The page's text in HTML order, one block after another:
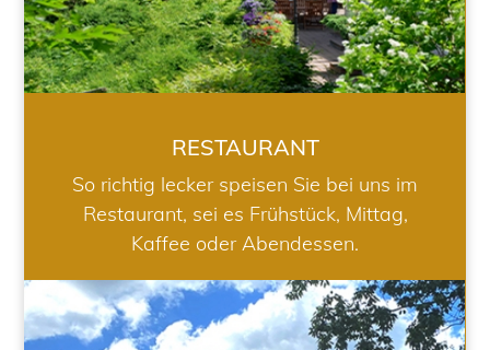
RESTAURANT
So richtig lecker speisen Sie bei uns im
Restaurant, sei es Frühstück, Mittag,
Kaffee oder Abendessen.